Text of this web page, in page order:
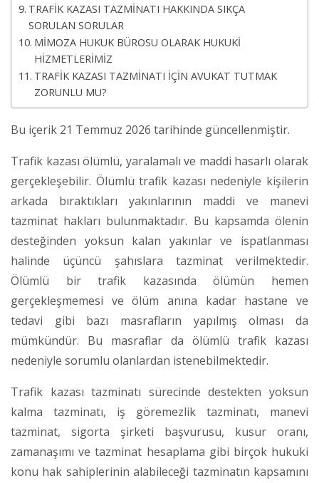
TRAFİK KAZASI TAZMİNATI HAKKINDA SIKÇA
SORULAN SORULAR
MİMOZA HUKUK BÜROSU OLARAK HUKUKİ
HİZMETLERİMİZ
TRAFİK KAZASI TAZMİNATI İÇİN AVUKAT TUTMAK
ZORUNLU MU?
Bu içerik 21 Temmuz 2026 tarihinde güncellenmiştir.
Trafik kazası ölümlü, yaralamalı ve maddi hasarlı olarak
gerçekleşebilir. Ölümlü trafik kazası nedeniyle kişilerin
arkada bıraktıkları yakınlarının maddi ve manevi
tazminat hakları bulunmaktadır. Bu kapsamda ölenin
desteğinden yoksun kalan yakınlar ve ispatlanması
halinde üçüncü şahıslara tazminat verilmektedir.
Ölümlü bir trafik kazasında ölümün hemen
gerçekleşmemesi ve ölüm anına kadar hastane ve
tedavi gibi bazı masrafların yapılmış olması da
mümkündür. Bu masraflar da ölümlü trafik kazası
nedeniyle sorumlu olanlardan istenebilmektedir.
Trafik kazası tazminatı sürecinde destekten yoksun
kalma tazminatı, iş göremezlik tazminatı, manevi
tazminat, sigorta şirketi başvurusu, kusur oranı,
zamanaşımı ve tazminat hesaplama gibi birçok hukuki
konu hak sahiplerinin alabileceği tazminatın kapsamını